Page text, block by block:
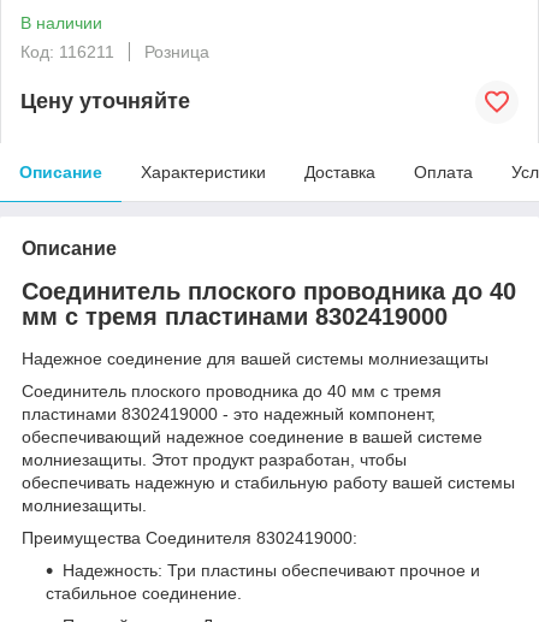
В наличии
Код: 116211
Розница
Цену уточняйте
Описание Характеристики Доставка Оплата
Описание
Соединитель плоского проводника до 40
мм с тремя пластинами 8302419000
Надежное соединение для вашей системы молниезащиты
Соединитель плоского проводника до 40 мм с тремя
пластинами 8302419000 - это надежный компонент,
обеспечивающий надежное соединение в вашей системе
молниезащиты. Этот продукт разработан, чтобы
обеспечивать надежную и стабильную работу вашей системы
молниезащиты.
Преимущества Соединителя 8302419000:
Надежность: Три пластины обеспечивают прочное и
стабильное соединение.